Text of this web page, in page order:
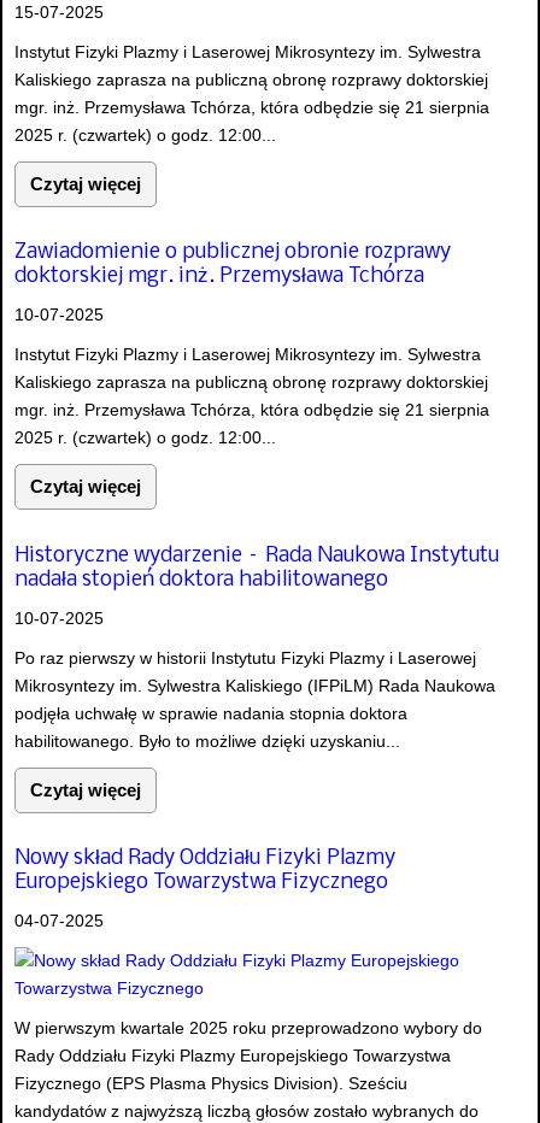
15-07-2025
Instytut Fizyki Plazmy i Laserowej Mikrosyntezy im. Sylwestra
Kaliskiego zaprasza na publiczną obronę rozprawy doktorskiej
mgr. inż. Przemysława Tchórza, która odbędzie się 21 sierpnia
2025 r. (czwartek) o godz. 12:00...
Czytaj więcej
Zawiadomienie o publicznej obronie rozprawy
doktorskiej mgr. inż. Przemysława Tchórza
10-07-2025
Instytut Fizyki Plazmy i Laserowej Mikrosyntezy im. Sylwestra
Kaliskiego zaprasza na publiczną obronę rozprawy doktorskiej
mgr. inż. Przemysława Tchórza, która odbędzie się 21 sierpnia
2025 r. (czwartek) o godz. 12:00...
Czytaj więcej
Historyczne wydarzenie – Rada Naukowa Instytutu
nadała stopień doktora habilitowanego
10-07-2025
Po raz pierwszy w historii Instytutu Fizyki Plazmy i Laserowej
Mikrosyntezy im. Sylwestra Kaliskiego (IFPiLM) Rada Naukowa
podjęła uchwałę w sprawie nadania stopnia doktora
habilitowanego. Było to możliwe dzięki uzyskaniu...
Czytaj więcej
Nowy skład Rady Oddziału Fizyki Plazmy
Europejskiego Towarzystwa Fizycznego
04-07-2025
W pierwszym kwartale 2025 roku przeprowadzono wybory do
Rady Oddziału Fizyki Plazmy Europejskiego Towarzystwa
Fizycznego (EPS Plasma Physics Division). Sześciu
kandydatów z najwyższą liczbą głosów zostało wybranych do